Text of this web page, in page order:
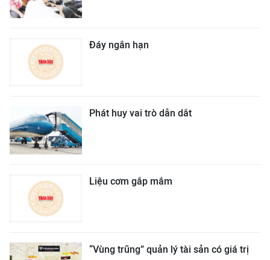
Đáy ngắn hạn
Phát huy vai trò dẫn dắt
Liệu cơm gắp mắm
“Vùng trũng” quản lý tài sản có giá trị